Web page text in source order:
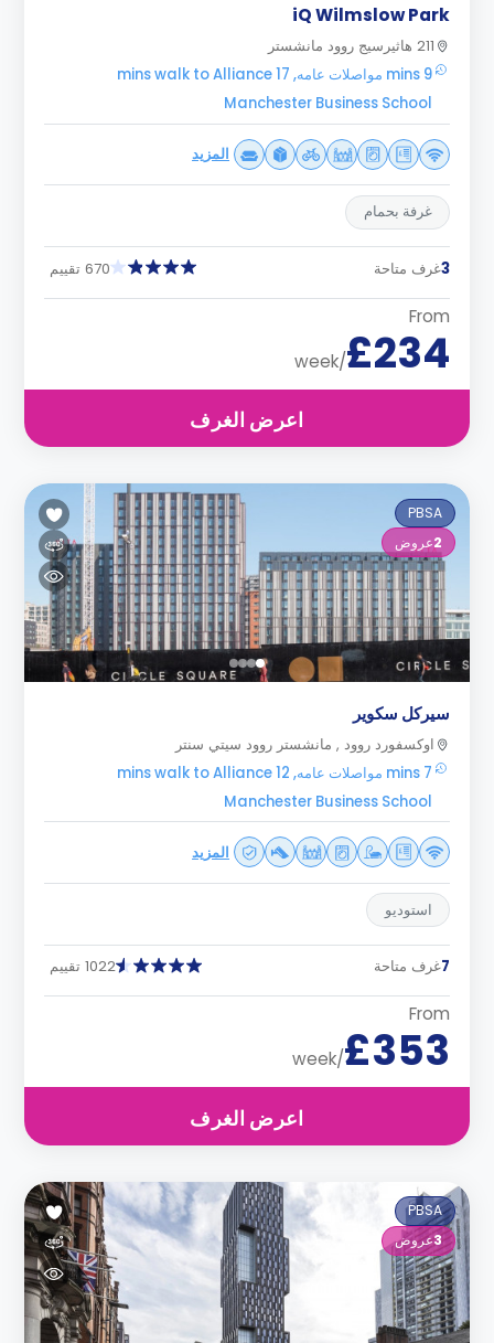
iQ Wilmslow Park
211 هاثيرسيج روود مانشستر
9 mins مواصلات عامه, 17 mins walk to Alliance
Manchester Business School
المزيد
غرفة بحمام
3غرف متاحة 670 تقييم
From
£234
/week
اعرض الغرف
PBSA
2عروض
سيركل سكوير
اوكسفورد روود , مانشستر روود سيتي سنتر
7 mins مواصلات عامه, 12 mins walk to Alliance
Manchester Business School
المزيد
استوديو
7غرف متاحة 1022 تقييم
From
£353
/week
اعرض الغرف
PBSA
3عروض